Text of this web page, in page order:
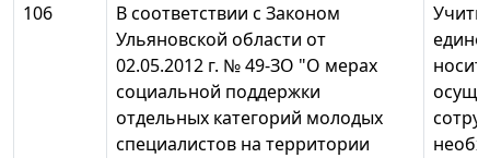
106
В соответствии с Законом
Ульяновской области от
02.05.2012 г. № 49-ЗО "О мерах
социальной поддержки
отдельных категорий молодых
специалистов на территории